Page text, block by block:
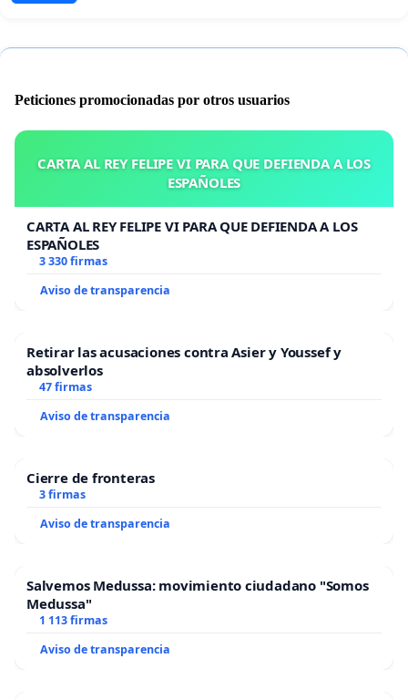
Peticiones promocionadas por otros usuarios
CARTA AL REY FELIPE VI PARA QUE DEFIENDA A LOS
ESPAÑOLES
CARTA AL REY FELIPE VI PARA QUE DEFIENDA A LOS
ESPAÑOLES
3 330 firmas
Aviso de transparencia
Retirar las acusaciones contra Asier y Youssef y
absolverlos
47 firmas
Aviso de transparencia
Cierre de fronteras
3 firmas
Aviso de transparencia
Salvemos Medussa: movimiento ciudadano "Somos
Medussa"
1 113 firmas
Aviso de transparencia